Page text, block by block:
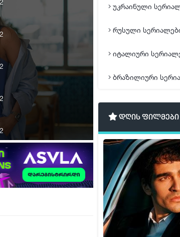
უკრაინული
რუსული
იტალიური
ბრაზილიური
დღის ფილმები